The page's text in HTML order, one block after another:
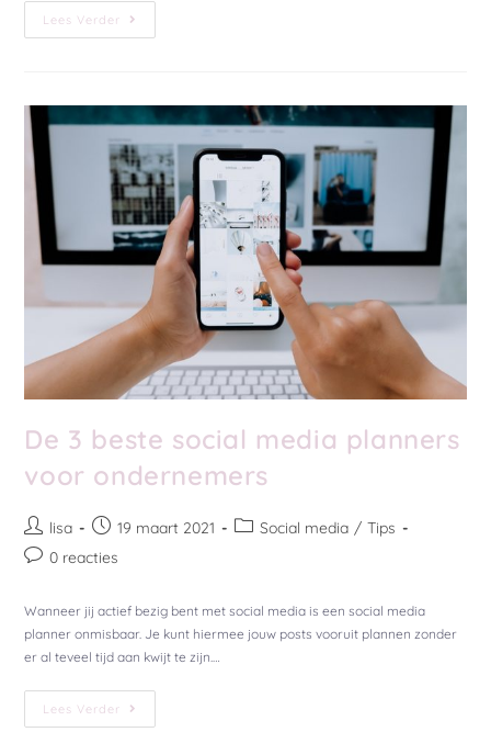
Lees Verder
De 3 beste social media planners
voor ondernemers
lisa 19 maart 2021 Social media / Tips
0 reacties
Wanneer jij actief bezig bent met social media is een social media
planner onmisbaar. Je kunt hiermee jouw posts vooruit plannen zonder
er al teveel tijd aan kwijt te zijn.…
Lees Verder